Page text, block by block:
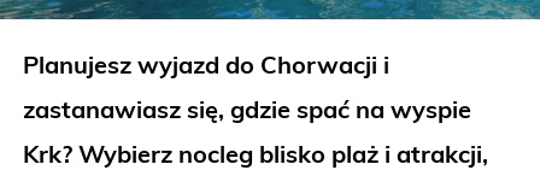
Planujesz wyjazd do Chorwacji i
zastanawiasz się, gdzie spać na wyspie
Krk? Wybierz nocleg blisko plaż i atrakcji,